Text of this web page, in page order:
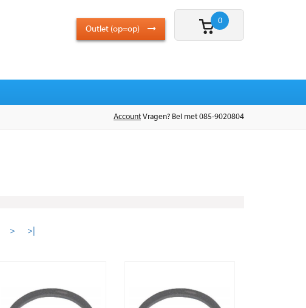
0
Outlet (op=op)
Account Vragen? Bel met 085-9020804
>
>|